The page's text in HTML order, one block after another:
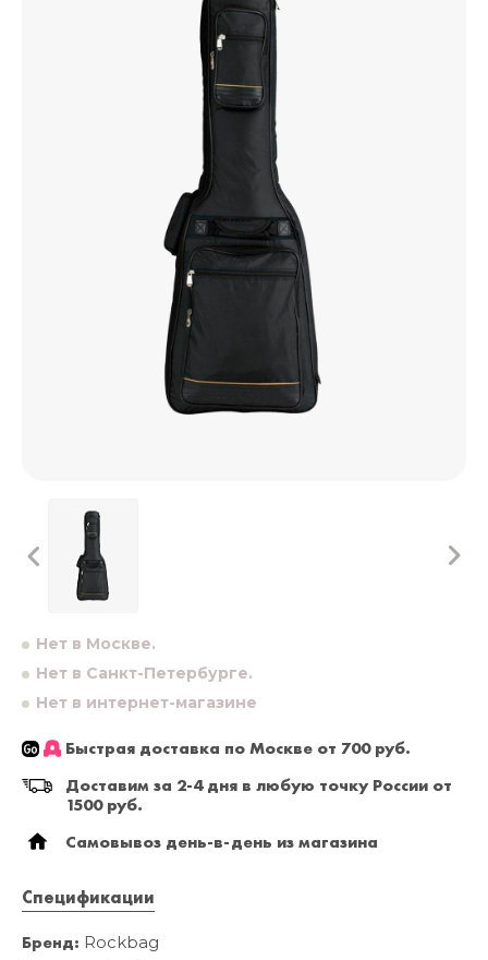
Санкт-Петербург
+7 (999) 213-51-93
Нет в Москве.
Нет в Санкт-Петербурге.
Нет в интернет-магазине
Быстрая доставка по Москве от 700 руб.
Доставим за 2-4 дня в любую точку России от
1500 руб.
Самовывоз день-в-день из магазина
Спецификации
Бренд: Rockbag